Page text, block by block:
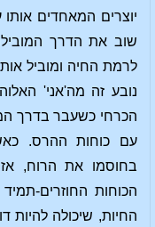
יוצרים המאחדים
שוב את הדרך
לרמת החיה ומוביל
נובע זה מה'אני'
הכרחי כשעבר בדרך
עם כוחות ההרס.
בחוסמו את הרוח, אז
הכוחות החוזרים-
החיות, שיכולה